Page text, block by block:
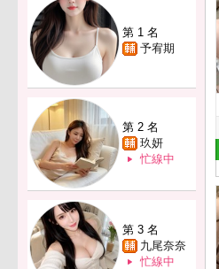
第 1 名
予宥期
第 2 名
玖妍
忙線中
第 3 名
九尾奈奈
忙線中